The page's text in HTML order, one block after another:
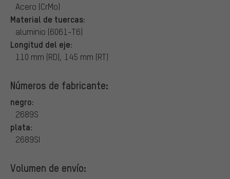
Acero (CrMo)
Material de tuercas:
aluminio (6061-T6)
Longitud del eje:
110 mm (RD), 145 mm (RT)
Números de fabricante:
negro:
2689S
plata:
2689SI
Volumen de envío: